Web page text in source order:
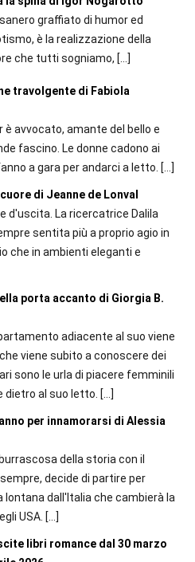
graffiato di humor ed
è la realizzazione della
che tutti sogniamo, […]
travolgente di Fabiola
è avvocato, amante del bello e
fascino. Le donne cadono ai
a gara per andarci a letto. […]
di Jeanne de Lonval
d'uscita. La ricercatrice Dalila
sentita più a proprio agio in
che in ambienti eleganti e
porta accanto di Giorgia B.
adiacente al suo viene
viene subito a conoscere dei
sono le urla di piacere femminili
dietro al suo letto. […]
per innamorarsi di Alessia
della storia con il
decide di partire per
lontana dall'Italia che cambierà la
USA. […]
libri romance dal 30 marzo